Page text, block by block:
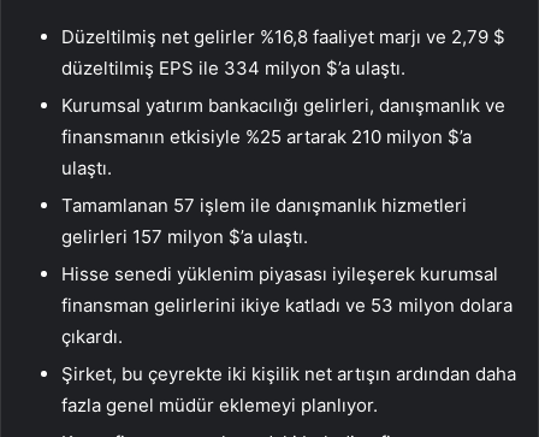
Düzeltilmiş net gelirler %16,8 faaliyet marjı ve 2,79 $
düzeltilmiş EPS ile 334 milyon $’a ulaştı.
Kurumsal yatırım bankacılığı gelirleri, danışmanlık ve
finansmanın etkisiyle %25 artarak 210 milyon $’a
ulaştı.
Tamamlanan 57 işlem ile danışmanlık hizmetleri
gelirleri 157 milyon $’a ulaştı.
Hisse senedi yüklenim piyasası iyileşerek kurumsal
finansman gelirlerini ikiye katladı ve 53 milyon dolara
çıkardı.
Şirket, bu çeyrekte iki kişilik net artışın ardından daha
fazla genel müdür eklemeyi planlıyor.